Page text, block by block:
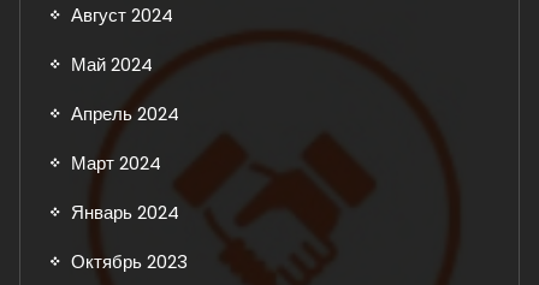
Август 2024
Май 2024
Апрель 2024
Март 2024
Январь 2024
Октябрь 2023